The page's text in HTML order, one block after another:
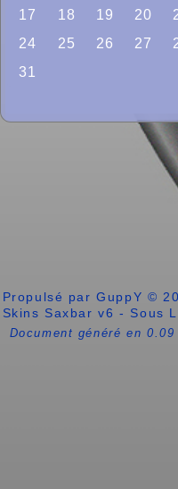
Propulsé par GuppY ©
Skins Saxbar v6 - Sous
Document généré en 0.09